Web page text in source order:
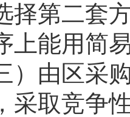
择第二套
上能用简
）由区采
采取竞争